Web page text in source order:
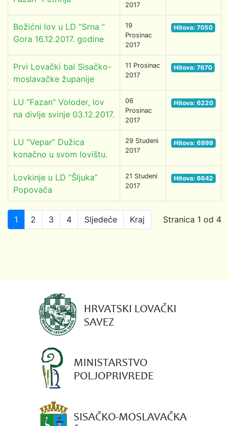
2017
Božićni lov u LD ”Srna ”
Gora 16.12.2017. godine
19
Prosinac
2017
Hitova: 7050
Prvi Lovački bal Sisačko-
moslavačke županije
11 Prosinac
2017
Hitova: 7670
LU ”Fazan” Voloder, lov
na divlje svinje 03.12.2017.
06
Prosinac
2017
Hitova: 6220
LU ”Vepar” Dužica
konačno u svom lovištu.
29 Studeni
2017
Hitova: 6999
Lovkinje u LD ”Šljuka”
Popovača
21 Studeni
2017
Hitova: 6642
1 2 3 4 Sljedeće Kraj Stranica 1 od 4